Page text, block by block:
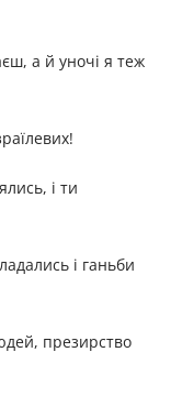
а й уночі я теж
і ти
і ганьби
презирство